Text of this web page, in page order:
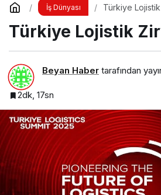
İş Dünyası Türkiye
Türkiye Lojistik
Beyan Haber tarafından
2dk, 17sn